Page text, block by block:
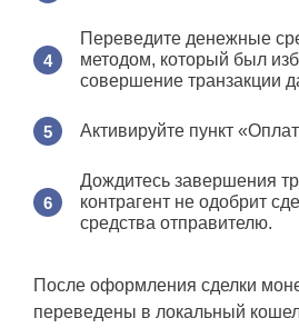
Переведите денежные
методом, который был
совершение транзакции
Активируйте пункт
Дождитесь завершения
контрагент не одобрит
средства отправителю.
После оформления сделки
переведены в локальный